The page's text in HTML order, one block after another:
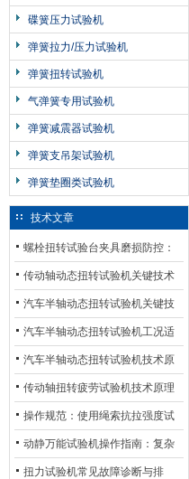
碟簧压力试验机
弹簧拉力/压力试验机
弹簧扭转试验机
气弹簧专用试验机
弹簧减震器试验机
弹簧支吊架试验机
弹簧垫圈类试验机
技术文章
螺栓扭转试验台夹具磨损防控：
材质选型与表面处理的耐用性优
化
传动轴动态扭转试验机关键技术
及产业落地应用
汽车半轴动态扭转试验机关键技
术及产业落地应用
汽车半轴动态扭转试验机工况适
配与质控应用探析
汽车半轴动态扭转试验机技术原
理与行业应用
传动轴扭转疲劳试验机技术原理
与行业应用
操作规范：使用绳索抗拉强度试
验机的完整测试步骤
动静万能试验机操作指南：复杂
动态测试的标准化流程
扭力试验机常见故障诊断与排